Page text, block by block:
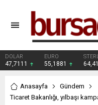
DOLAR
47,7111
EURO
55,1881
Anasayfa
Gündem
Ticaret Bakanlığı, yılbaşı